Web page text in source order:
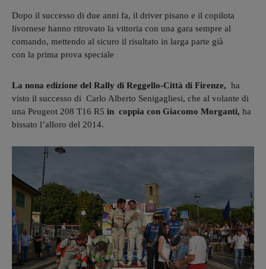
Dopo il successo di due anni fa, il driver pisano e il copilota
livornese hanno ritrovato la vittoria con una gara sempre al
comando, mettendo al sicuro il risultato in larga parte già
con la prima prova speciale
La nona edizione del Rally di Reggello-Città di Firenze, ha
visto il successo di Carlo Alberto Senigagliesi, che al volante di
una Peugeot 208 T16 R5 in coppia con Giacomo Morganti, ha
bissato l’alloro del 2014.